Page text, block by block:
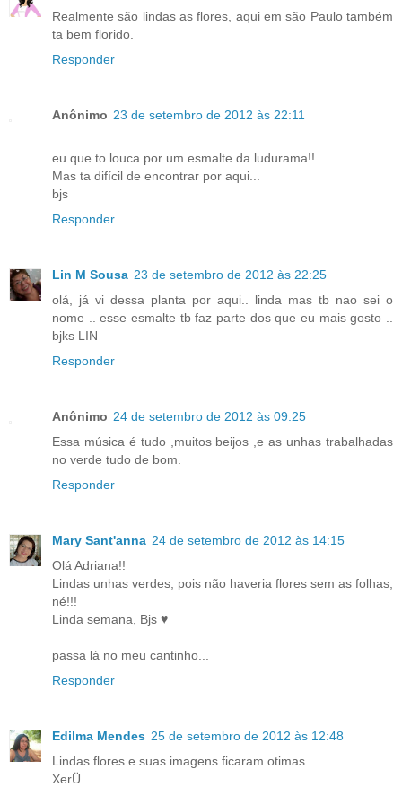
Realmente são lindas as flores, aqui em são Paulo também
ta bem florido.
Responder
Anônimo 23 de setembro de 2012 às 22:11
eu que to louca por um esmalte da ludurama!!
Mas ta difícil de encontrar por aqui...
bjs
Responder
Lin M Sousa 23 de setembro de 2012 às 22:25
olá, já vi dessa planta por aqui.. linda mas tb nao sei o
nome .. esse esmalte tb faz parte dos que eu mais gosto ..
bjks LIN
Responder
Anônimo 24 de setembro de 2012 às 09:25
Essa música é tudo ,muitos beijos ,e as unhas trabalhadas
no verde tudo de bom.
Responder
Mary Sant'anna 24 de setembro de 2012 às 14:15
Olá Adriana!!
Lindas unhas verdes, pois não haveria flores sem as folhas,
né!!!
Linda semana, Bjs ♥
passa lá no meu cantinho...
Responder
Edilma Mendes 25 de setembro de 2012 às 12:48
Lindas flores e suas imagens ficaram otimas...
XerÜ